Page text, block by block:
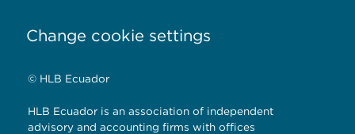
Change cookie settings
© HLB Ecuador
HLB Ecuador is an association of independent
advisory and accounting firms with offices